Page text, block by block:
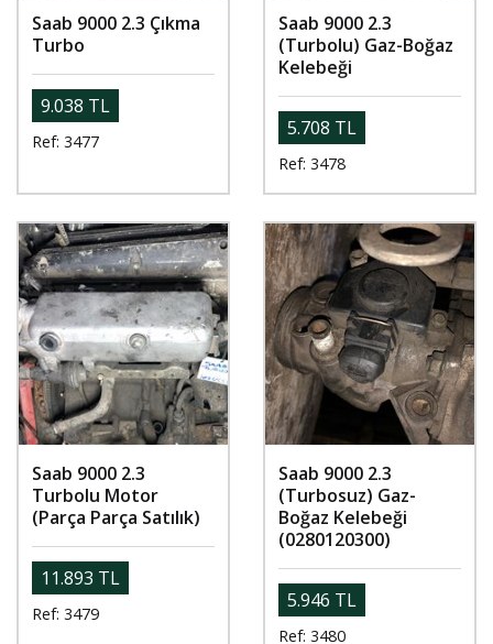
Saab 9000 2.3 Çıkma
Turbo
9.038 TL
Ref: 3477
Saab 9000 2.3
(Turbolu) Gaz-Boğaz
Kelebeği
5.708 TL
Ref: 3478
Saab 9000 2.3
Turbolu Motor
(Parça Parça Satılık)
11.893 TL
Ref: 3479
Saab 9000 2.3
(Turbosuz) Gaz-
Boğaz Kelebeği
(0280120300)
5.946 TL
Ref: 3480